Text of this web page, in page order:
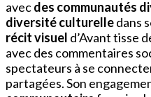
avecdes communautés
diversité culturelledans
récit visuel d’Avant tisse
avec des commentaires
spectateurs à se
partagées. Son